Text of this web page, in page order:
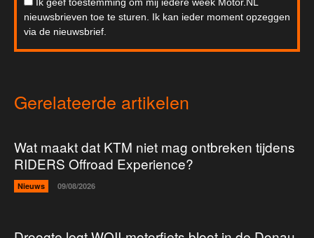
nieuwsbrieven toe te sturen. Ik kan ieder moment opzeggen
via de nieuwsbrief.
Gerelateerde artikelen
Wat maakt dat KTM niet mag ontbreken tijdens
RIDERS Offroad Experience?
Nieuws 09/08/2026